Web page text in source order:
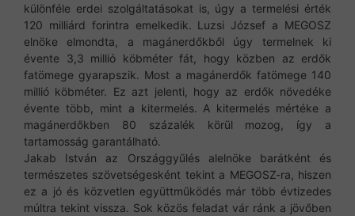
különféle erdei szolgáltatásokat is, úgy a termelési érték
120 milliárd forintra emelkedik. Luzsi József a MEGOSZ
elnöke elmondta, a magánerdőkből úgy termelnek ki
évente 3,3 millió köbméter fát, hogy közben az erdők
fatömege gyarapszik. Most a magánerdők fatömege 140
millió köbméter. Ez azt jelenti, hogy az erdők növedéke
évente több, mint a kitermelés. A kitermelés mértéke a
magánerdőkben 80 százalék körül mozog, így a
tartamosság garantálható.
Jakab István az Országgyűlés alelnöke barátként és
természetes szövetségesként tekint a MEGOSZ-ra, hiszen
ez a jó és közvetlen együttműködés már több évtizedes
múltra tekint vissza. Sok közös feladat vár ránk a jövőben